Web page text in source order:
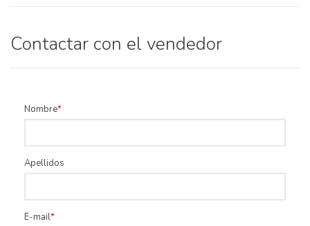
Contactar con el vendedor
Nombre
Apellidos
E-mail